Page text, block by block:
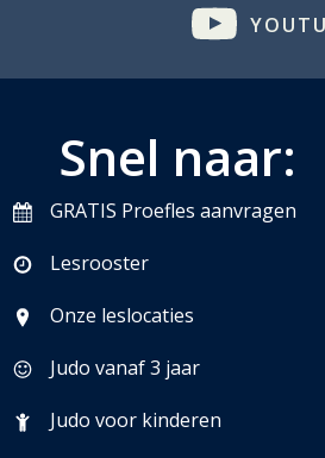
Snel naar:
GRATIS Proefles aanvragen
Lesrooster
Onze leslocaties
Judo vanaf 3 jaar
Judo voor kinderen